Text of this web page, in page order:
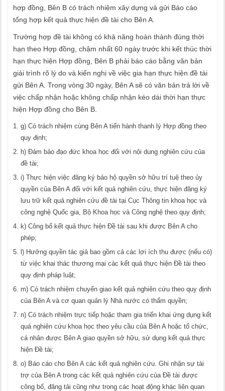
hợp đồng, Bên B có trách nhiệm xây dựng và gửi Báo cáo
tổng hợp kết quả thực hiện đề tài cho Bên A.
Trường hợp đề tài không có khả năng hoàn thành đúng thời
hạn theo Hợp đồng, chậm nhất 60 ngày trước khi kết thúc thời
hạn thực hiện Hợp đồng, Bên B phải báo cáo bằng văn bản
giải trình rõ lý do và kiến nghị về việc gia hạn thực hiện đề tài
gửi Bên A. Trong vòng 30 ngày, Bên A sẽ có văn bản trả lời về
việc chấp nhận hoặc không chấp nhận kéo dài thời hạn thực
hiện Hợp đồng cho Bên B.
g) Có trách nhiệm cùng Bên A tiến hành thanh lý Hợp đồng theo
quy định;
h) Đảm bảo đạo đức khoa học đối với nội dung nghiên cứu của
đề tài;
i) Thực hiện việc đăng ký bảo hộ quyền sở hữu trí tuệ theo ủy
quyền của Bên A đối với kết quả nghiên cứu, thực hiện đăng ký
lưu trữ kết quả nghiên cứu đề tài tại Cục Thông tin khoa học và
công nghệ Quốc gia, Bộ Khoa học và Công nghệ theo quy định;
k) Công bố kết quả thực hiện Đề tài sau khi được Bên A cho
phép;
l) Hưởng quyền tác giả bao gồm cả các lợi ích thu được (nếu có)
từ việc khai thác thương mại các kết quả thực hiện Đề tài theo
quy định pháp luật;
m) Có trách nhiệm chuyển giao kết quả nghiên cứu theo quy định
của Bên A và cơ quan quản lý Nhà nước có thẩm quyền;
n) Có trách nhiệm trực tiếp hoặc tham gia triển khai ứng dụng kết
quả nghiên cứu khoa học theo yêu cầu của Bên A hoặc tổ chức,
cá nhân được Bên A giao quyền sở hữu, sử dụng kết quả thực
hiện Đề tài;
o) Báo cáo cho Bên A các kết quả nghiên cứu. Ghi nhận sự tài
trợ của Bên A trong các kết quả nghiên cứu của Đề tài được
công bố, đăng tải cũng như trong các hoạt động khác liên quan